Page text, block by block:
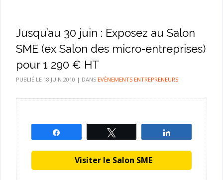
Jusqu’au 30 juin : Exposez au Salon
SME (ex Salon des micro-entreprises)
pour 1 290 € HT
PUBLIÉ LE 18 JUIN 2010 | DANS EVÈNEMENTS ENTREPRENEURS
Visiter le Salon SME